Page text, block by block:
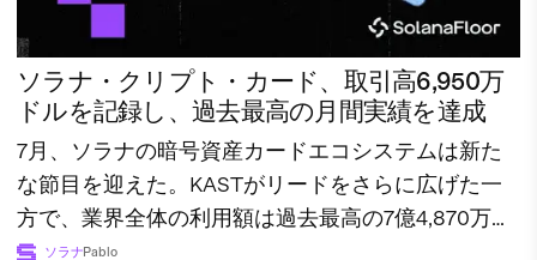
ソラナ・クリプト・カード、取引高6,950万
ドルを記録し、過去最高の月間実績を達成
7月、ソラナの暗号資産カードエコシステムは新た
な節目を迎えた。KASTがリードをさらに広げた一
方で、業界全体の利用額は過去最高の7億4,870万ド
ルに達した。
ソラナPablo